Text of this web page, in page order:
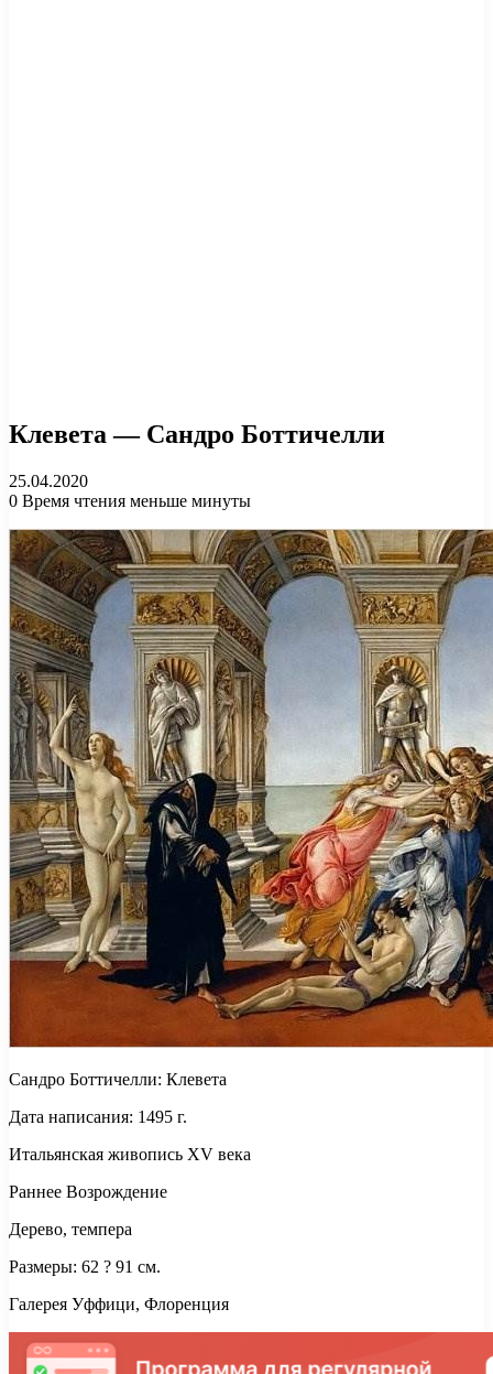
Клевета — Сандро Боттичелли
25.04.2020
0 Время чтения меньше минуты
Сандро Боттичелли: Клевета
Дата написания: 1495 г.
Итальянская живопись XV века
Раннее Возрождение
Дерево, темпера
Размеры: 62 ? 91 см.
Галерея Уффици, Флоренция